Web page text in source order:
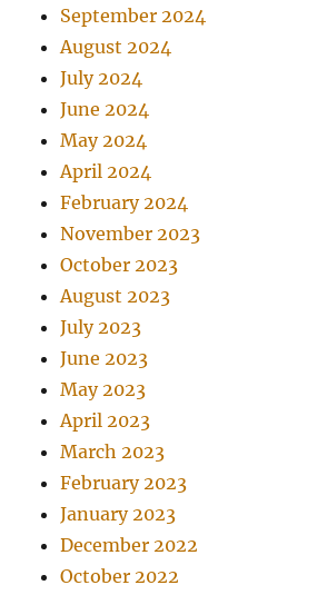
September 2024
August 2024
July 2024
June 2024
May 2024
April 2024
February 2024
November 2023
October 2023
August 2023
July 2023
June 2023
May 2023
April 2023
March 2023
February 2023
January 2023
December 2022
October 2022